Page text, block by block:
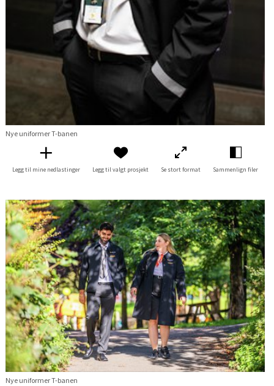
Nye uniformer T-banen
Legg til mine nedlastinger Legg til valgt prosjekt Se stort format Sammenlign filer
Nye uniformer T-banen